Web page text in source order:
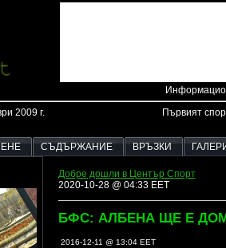
2009 г. Първият
СЪДЪРЖАНИЕ ВРЪЗКИ
Добре дошли в Център Спорт
2020-10-28 @ 04:33 EET
БФС: АЛБЕНА ЩЕ Е
2016-12-11 @ 13:04 EET